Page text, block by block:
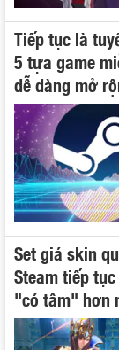
Tiếp tục là
5 tựa game
dễ dàng mở
Set giá skin
Steam tiếp
"có tâm" hơn